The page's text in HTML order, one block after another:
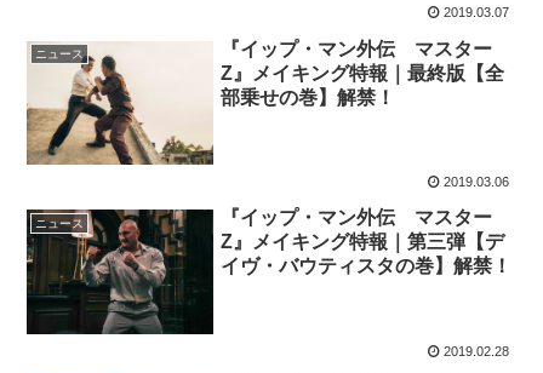
2019.03.07
ニュース
『イップ・マン外伝 マスター
Z』メイキング特報｜最終版【全
部乗せの巻】解禁！
2019.03.06
ニュース
『イップ・マン外伝 マスター
Z』メイキング特報｜第三弾【デ
イヴ・バウティスタの巻】解禁！
2019.02.28